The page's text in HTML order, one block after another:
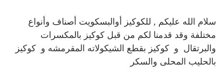
سلام الله عليكم , للكوكيز أوالبسكويت أصناف وأنواع
مختلفة وقد قدمنا لكم من قبل كوكيز بالمكسرات
والبرتقال و كوكيز بقطع الشيكولاته المقرمشه و كوكيز
بالحليب المحلى والسكر